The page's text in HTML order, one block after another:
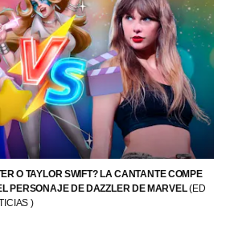
O TAYLOR SWIFT? LA CANTANTE COMPE
PERSONAJE DE DAZZLER DE MARVEL(ED
)